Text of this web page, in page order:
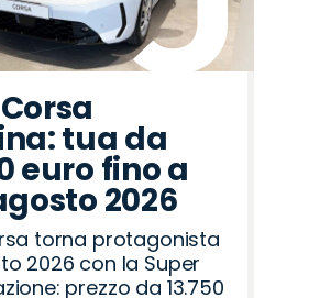
tua da
euro fino a
2026
torna protagonista
2026 con la Super
prezzo da 13.750